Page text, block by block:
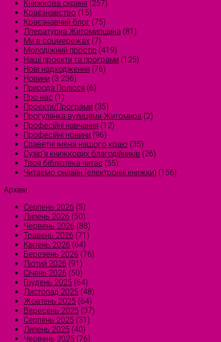
Книжкова скриня (257)
Краєзнавство (15)
Краєзнавчий блог (75)
Літературна Житомирщина (81)
Ми в соцмережах (7)
Молодіжний простір (419)
Наші проєкти та програми (125)
Нові надходження (76)
Новини (3 236)
Природа Полісся (6)
Про нас (1)
Проєкти/Програми (35)
Прогулянка вулицями Житомира (2)
Професійні навчання (12)
Професійні новини (96)
Славетні імена нашого краю (35)
Сузірʼя книжкових благодійників (26)
Твоя бібліотека читає (55)
Читаємо онлайн (електронні книжки) (156)
Архіви
Серпень 2026 (5)
Липень 2026 (50)
Червень 2026 (88)
Травень 2026 (71)
Квітень 2026 (64)
Березень 2026 (76)
Лютий 2026 (91)
Січень 2026 (50)
Грудень 2025 (64)
Листопад 2025 (48)
Жовтень 2025 (64)
Вересень 2025 (37)
Серпень 2025 (31)
Липень 2025 (40)
Червень 2025 (76)